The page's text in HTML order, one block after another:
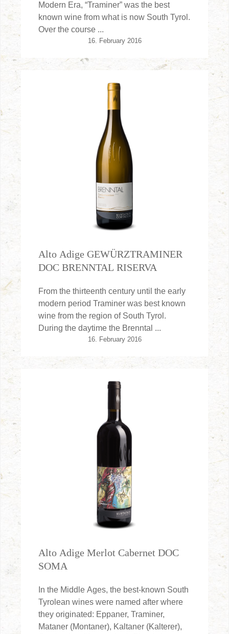
Modern Era, “Traminer” was the best
known wine from what is now South Tyrol.
Over the course ...
16. February 2016
Alto Adige GEWÜRZTRAMINER
DOC BRENNTAL RISERVA
From the thirteenth century until the early
modern period Traminer was best known
wine from the region of South Tyrol.
During the daytime the Brenntal ...
16. February 2016
Alto Adige Merlot Cabernet DOC
SOMA
In the Middle Ages, the best-known South
Tyrolean wines were named after where
they originated: Eppaner, Traminer,
Mataner (Montaner), Kaltaner (Kalterer),